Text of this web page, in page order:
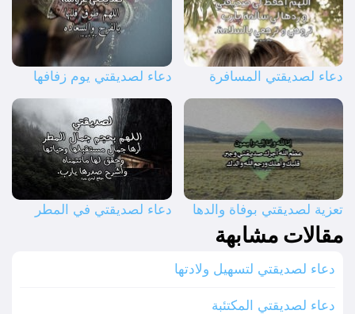
دعاء لصديقتي المسافرة دعاء لصديقتي يوم زفافها
تعزية لصديقتي بوفاة والدها دعاء لصديقتي في المطر
مقالات مشابهة
دعاء لصديقتي لتسهيل ولادتها
دعاء لصديقتي المكتئبة